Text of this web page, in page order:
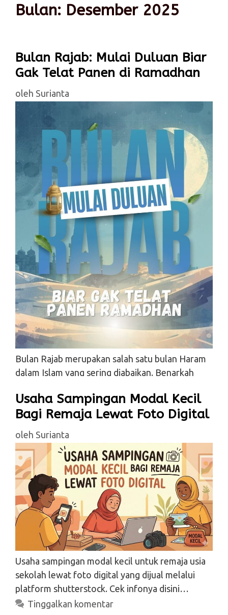
Bulan: Desember 2025
Bulan Rajab: Mulai Duluan Biar
Gak Telat Panen di Ramadhan
oleh Surianta
Bulan Rajab merupakan salah satu bulan Haram
dalam Islam yang sering diabaikan. Benarkah
Tinggalkan komentar
Usaha Sampingan Modal Kecil
Bagi Remaja Lewat Foto Digital
oleh Surianta
Usaha sampingan modal kecil untuk remaja usia
sekolah lewat foto digital yang dijual melalui
platform shutterstock. Cek infonya disini…
Tinggalkan komentar